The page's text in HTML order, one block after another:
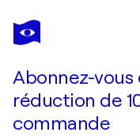
MICHAEL HARTSTEIN
Flower Dream
Abonnez-vous
réduction de
commande